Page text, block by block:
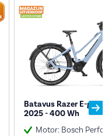
Batavus Razer E-go
2025 - 400 Wh
Motor: Bosch